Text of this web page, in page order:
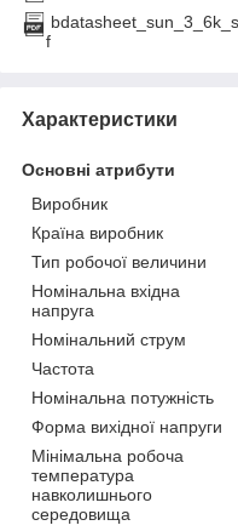
f
Характеристики
Основні атрибути
Виробник
Країна виробник
Тип робочої величини
Номінальна вхідна
напруга
Номінальний струм
Частота
Номінальна потужність
Форма вихідної напруги
Мінімальна робоча
температура
навколишнього
середовища